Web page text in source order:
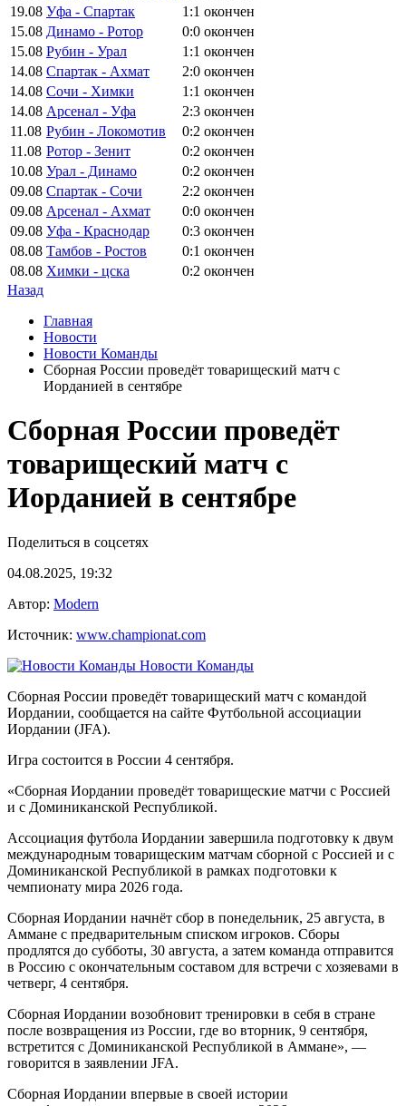
19.08 Уфа - Спартак 1:1 окончен
15.08 Динамо - Ротор 0:0 окончен
15.08 Рубин - Урал 1:1 окончен
14.08 Спартак - Ахмат 2:0 окончен
14.08 Сочи - Химки 1:1 окончен
14.08 Арсенал - Уфа 2:3 окончен
11.08 Рубин - Локомотив 0:2 окончен
11.08 Ротор - Зенит 0:2 окончен
10.08 Урал - Динамо 0:2 окончен
09.08 Спартак - Сочи 2:2 окончен
09.08 Арсенал - Ахмат 0:0 окончен
09.08 Уфа - Краснодар 0:3 окончен
08.08 Тамбов - Ростов 0:1 окончен
08.08 Химки - цска 0:2 окончен
Назад
Главная
Новости
Новости Команды
Сборная России проведёт товарищеский матч с
Иорданией в сентябре
Сборная России проведёт
товарищеский матч с
Иорданией в сентябре
Поделиться в соцсетях
04.08.2025, 19:32
Автор: Modern
Источник: www.championat.com
Новости Команды
Сборная России проведёт товарищеский матч с командой
Иордании, сообщается на сайте Футбольной ассоциации
Иордании (JFA).
Игра состоится в России 4 сентября.
«Сборная Иордании проведёт товарищеские матчи с Россией
и с Доминиканской Республикой.
Ассоциация футбола Иордании завершила подготовку к двум
международным товарищеским матчам сборной с Россией и с
Доминиканской Республикой в рамках подготовки к
чемпионату мира 2026 года.
Сборная Иордании начнёт сбор в понедельник, 25 августа, в
Аммане с предварительным списком игроков. Сборы
продлятся до субботы, 30 августа, а затем команда отправится
в Россию с окончательным составом для встречи с хозяевами в
четверг, 4 сентября.
Сборная Иордании возобновит тренировки в себя в стране
после возвращения из России, где во вторник, 9 сентября,
встретится с Доминиканской Республикой в Аммане», —
говорится в заявлении JFA.
Сборная Иордании впервые в своей истории